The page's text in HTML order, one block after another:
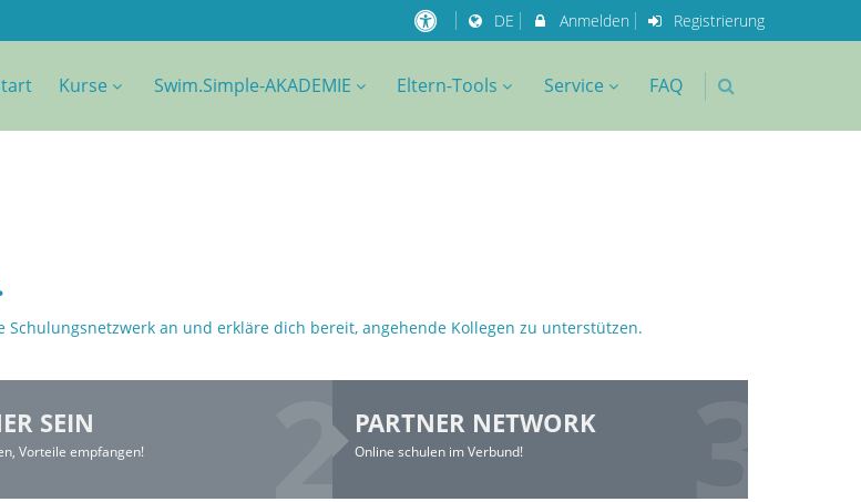
DE Anmelden Registrierung
Kurse Swim.Simple-AKADEMIE Eltern-Tools Service FAQ
an und erkläre dich bereit, angehende Kollegen zu unterstützen.
SEIN
Vorteile empfangen!
PARTNER NETWORK
Online schulen im Verbund!